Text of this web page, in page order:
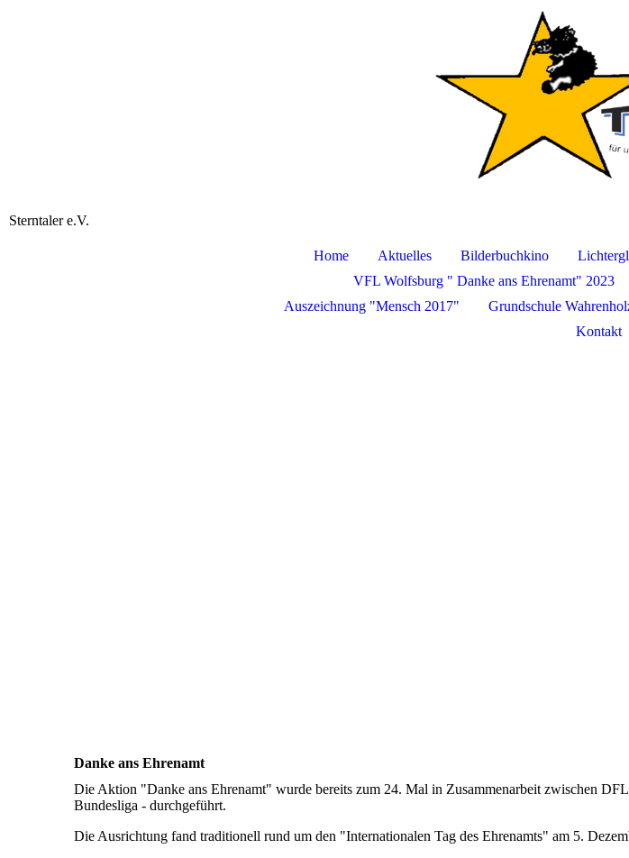
Sterntaler e.V.
Home Aktuelles Bilderbuchkino
VFL Wolfsburg " Danke ans Ehrenamt" 2023
Auszeichnung "Mensch 2017"
Grundschule
Kontakt
Danke ans Ehrenamt
Die Aktion "Danke ans Ehrenamt" wurde bereits zum 24. Mal in Zusammenarbeit zwischen
Bundesliga - durchgeführt.
Die Ausrichtung fand traditionell rund um den "Internationalen Tag des Ehrenamts" am 5.